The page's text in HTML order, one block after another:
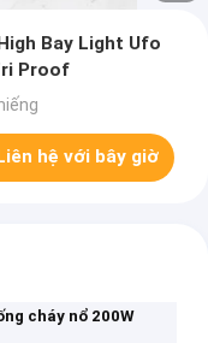
Bay Light Ufo
Proof
hệ với bây giờ
cháy nổ 200W